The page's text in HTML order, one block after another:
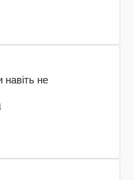
навіть не